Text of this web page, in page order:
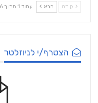
קודם הבא עמוד 1 מתוך 226
הצטרף/י לניוזלטר